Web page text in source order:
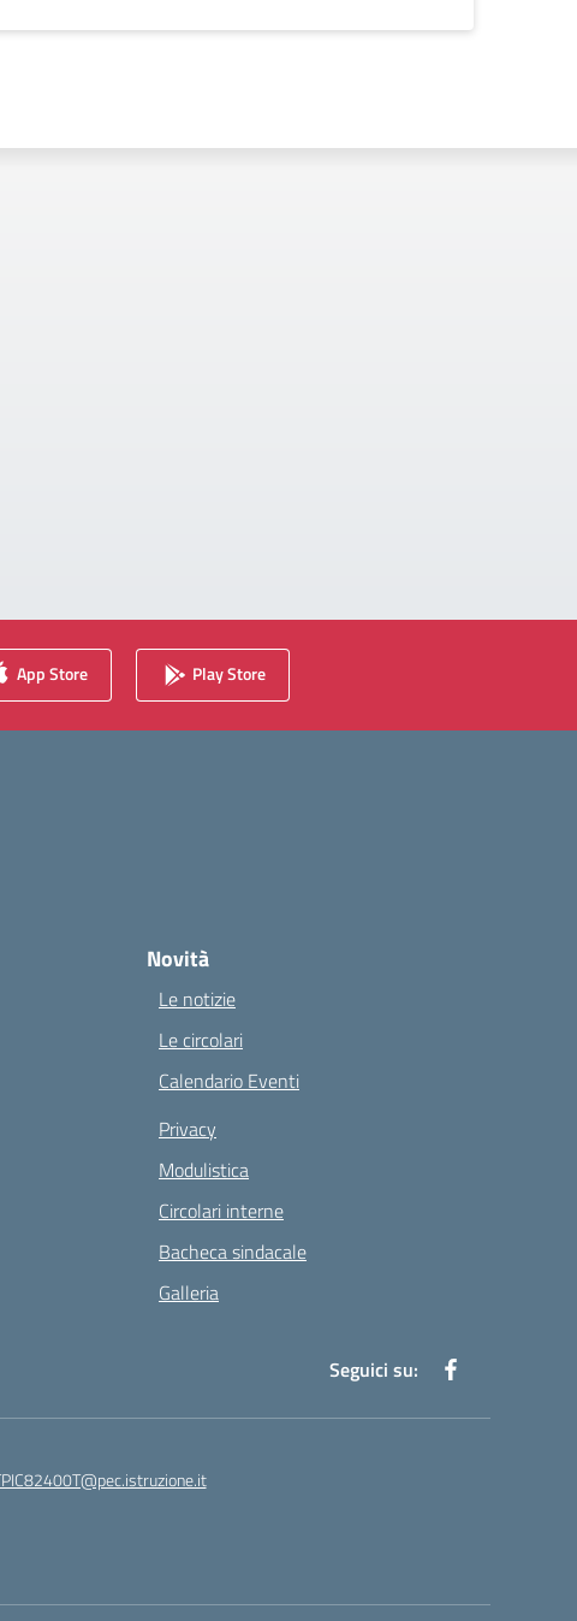
App Store Play Store
Novità
Le notizie
Le circolari
Calendario Eventi
Privacy
Modulistica
Circolari interne
Bacheca sindacale
Galleria
Seguici su: